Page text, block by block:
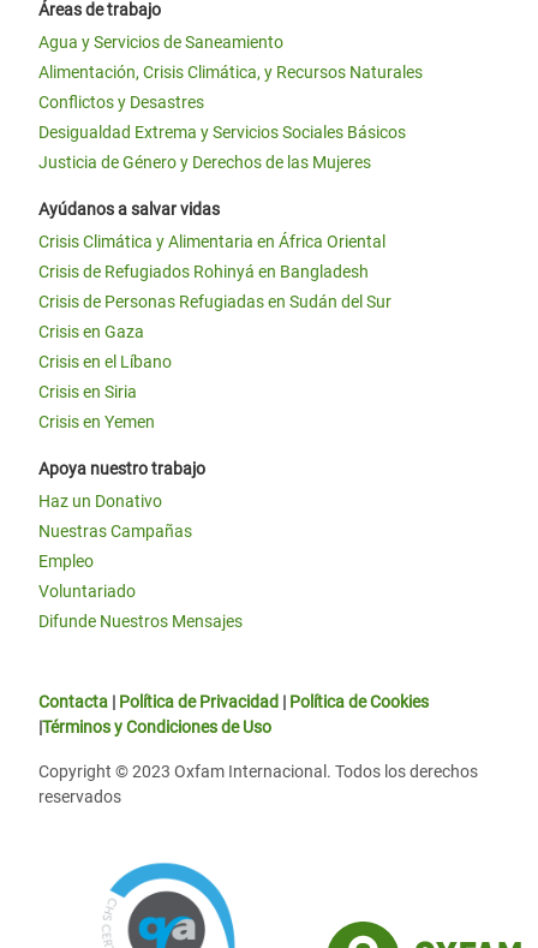
Áreas de trabajo
Agua y Servicios de Saneamiento
Alimentación, Crisis Climática, y Recursos Naturales
Conflictos y Desastres
Desigualdad Extrema y Servicios Sociales Básicos
Justicia de Género y Derechos de las Mujeres
Ayúdanos a salvar vidas
Crisis Climática y Alimentaria en África Oriental
Crisis de Refugiados Rohinyá en Bangladesh
Crisis de Personas Refugiadas en Sudán del Sur
Crisis en Gaza
Crisis en el Líbano
Crisis en Siria
Crisis en Yemen
Apoya nuestro trabajo
Haz un Donativo
Nuestras Campañas
Empleo
Voluntariado
Difunde Nuestros Mensajes
Contacta | Política de Privacidad | Política de Cookies
|Términos y Condiciones de Uso
Copyright © 2023 Oxfam Internacional. Todos los derechos
reservados